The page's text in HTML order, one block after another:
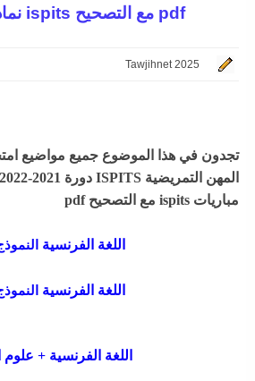
نماذج مباريات ispits مع التصحيح pdf
Tawjihnet 2025
تجدون في هذا الموضوع جميع مواضيع
مباريات ispits مع التصحيح pdf
اللغة الفرنسية النموذج
اللغة الفرنسية النموذج
اللغة الفرنسية